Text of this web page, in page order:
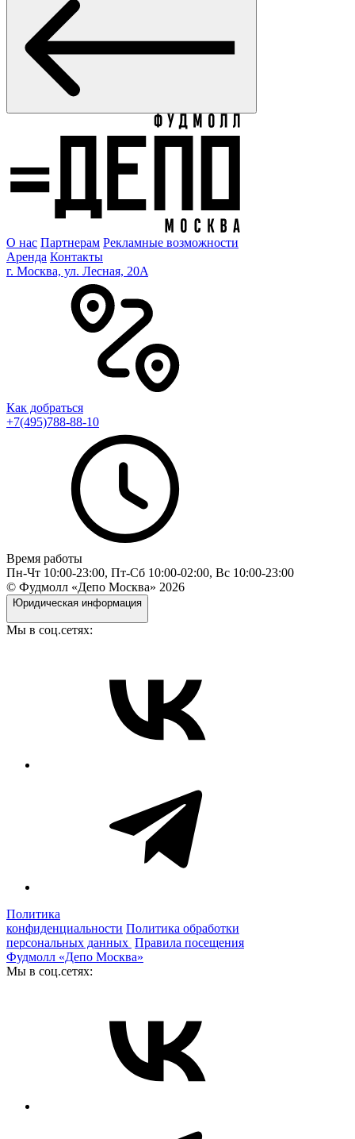
О нас Партнерам Рекламные возможности
Аренда Контакты
г. Москва, ул. Лесная, 20A
Как добраться
+7(495)788-88-10
Время работы
Пн-Чт 10:00-23:00, Пт-Сб 10:00-02:00, Вс 10:00-23:00
© Фудмолл «Депо Москва» 2026
Юридическая информация
Мы в соц.сетях:
Политика
конфиденциальности Политика обработки
персональных данных Правила посещения
Фудмолл «Депо Москва»
Мы в соц.сетях: